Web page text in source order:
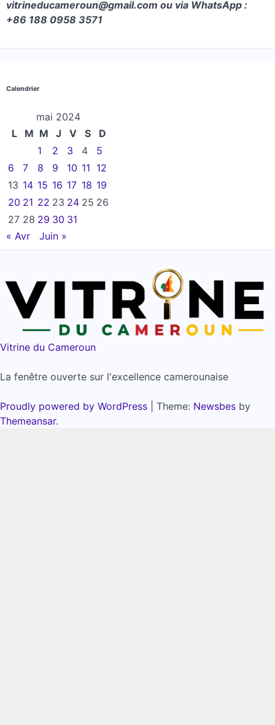
vitrineducameroun@gmail.com ou via WhatsApp :
+86 188 0958 3571
Calendrier
mai 2024
L
M M J V S
D
1
2 3 4
5
6
7 8 9 10 11 12
13 14 15 16 17 18 19
20 21 22 23 24 25 26
27 28 29 30 31
« Avr
Juin »
Vitrine du Cameroun
La fenêtre ouverte sur l'excellence camerounaise
Proudly powered by WordPress Theme: Newsbes by
Themeansar.